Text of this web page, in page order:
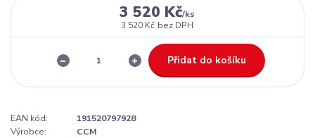
3 520 Kč/ks
3 520 Kč bez DPH
Přidat do košíku
EAN kód:
191520797928
Výrobce:
CCM